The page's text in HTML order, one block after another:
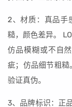
2、材质：真品手
糙，颜色差异。
仿品模糊或不自
疵；仿品细节粗
验证真伪。
3、品牌标识：正